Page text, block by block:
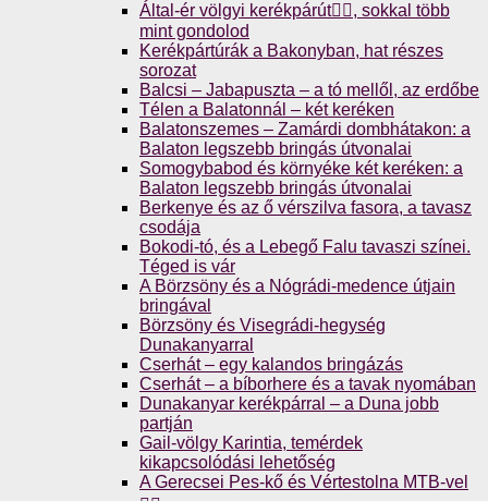
Által-ér völgyi kerékpárút🚴‍♀️, sokkal több
mint gondolod
Kerékpártúrák a Bakonyban, hat részes
sorozat
Balcsi – Jabapuszta – a tó mellől, az erdőbe
Télen a Balatonnál – két keréken
Balatonszemes – Zamárdi dombhátakon: a
Balaton legszebb bringás útvonalai
Somogybabod és környéke két keréken: a
Balaton legszebb bringás útvonalai
Berkenye és az ő vérszilva fasora, a tavasz
csodája
Bokodi-tó, és a Lebegő Falu tavaszi színei.
Téged is vár
A Börzsöny és a Nógrádi-medence útjain
bringával
Börzsöny és Visegrádi-hegység
Dunakanyarral
Cserhát – egy kalandos bringázás
Cserhát – a bíborhere és a tavak nyomában
Dunakanyar kerékpárral – a Duna jobb
partján
Gail-völgy Karintia, temérdek
kikapcsolódási lehetőség
A Gerecsei Pes-kő és Vértestolna MTB-vel